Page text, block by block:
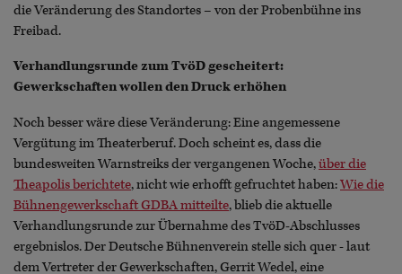
die Veränderung des Standortes – von der Probenbühne ins
Freibad.
Verhandlungsrunde zum TvöD gescheitert:
Gewerkschaften wollen den Druck erhöhen
Noch besser wäre diese Veränderung: Eine angemessene
Vergütung im Theaterberuf. Doch scheint es, dass die
bundesweiten Warnstreiks der vergangenen Woche,über die
Theapolis berichtete, nicht wie erhofft gefruchtet haben:Wie die
Bühnengewerkschaft GDBA mitteilte, blieb die aktuelle
Verhandlungsrunde zur Übernahme des TvöD-Abschlusses
ergebnislos. Der Deutsche Bühnenverein stelle sich quer - laut
dem Vertreter der Gewerkschaften, Gerrit Wedel, eine